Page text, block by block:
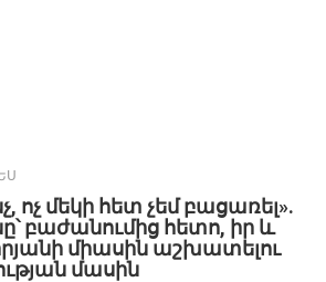
ոչ մեկի հետ չեմ բացառել».
բաժանումից հետո, իր և
միասին աշխատելու
մասին